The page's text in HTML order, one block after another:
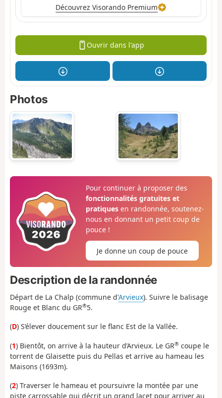
Découvrez Visorando Premium
Ouvrir dans l'app
Photos
Pour continuer à proposer des
fonctionnalités gratuites et
pratiquesen randonnée, soutenez-
nous en donnant un petit coup de
pouce !
Je donne un coup de pouce
Description de la randonnée
Départ de La Chalp (commune d'Arvieux). Suivre le balisage
Rouge et Blanc du GR®5.
(D) S’élever doucement sur le flanc Est de la Vallée.
(1) Bientôt, on arrive à la hauteur d’Arvieux. Le GR® coupe le
torrent de Glaisette puis du Pellas et arrive au hameau les
Maisons (1693m).
(2) Traverser le hameau et poursuivre la montée par une
piste carrossable qui décrit un grand lacet pour arriver au